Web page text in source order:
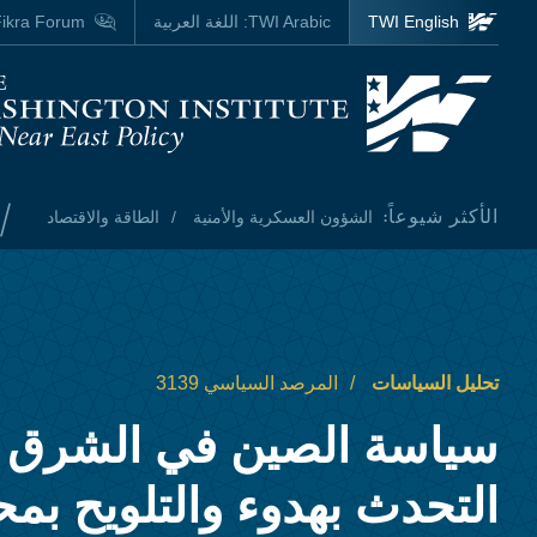
Skip to main content
Homepage
الأكثر شيوعاً: الشؤون العسكرية والأمنية الطاقة والاقتصاد /
TWI English
TWI Arabic: اللغة العربية Forum
تحليل السياسات المرصد السياسي 3139
سياسة الصين في الشرق
التحدث بهدوء والتلويح